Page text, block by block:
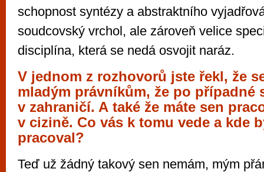
schopnost syntézy a abstraktního
soudcovský vrchol, ale zároveň velice
disciplína, která se nedá osvojit naráz.
V jednom z rozhovorů jste řekl, že
mladým právníkům, že po případné
v zahraničí. A také že máte sen
v cizině. Co vás k tomu vede a kde
pracoval?
Teď už žádný takový sen nemám, mým